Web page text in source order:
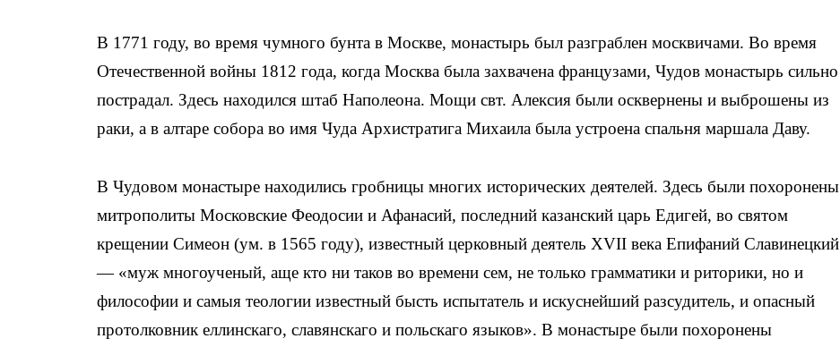
В 1771 году, во время чумного бунта в Москве, монастырь был разграблен москвичами. Во время
Отечественной войны 1812 года, когда Москва была захвачена французами, Чудов монастырь сильно
пострадал. Здесь находился штаб Наполеона. Мощи свт. Алексия были осквернены и выброшены из
раки, а в алтаре собора во имя Чуда Архистратига Михаила была устроена спальня маршала Даву.
В Чудовом монастыре находились гробницы многих исторических деятелей. Здесь были похоронены
митрополиты Московские Феодосии и Афанасий, последний казанский царь Едигей, во святом
крещении Симеон (ум. в 1565 году), известный церковный деятель XVII века Епифаний Славинецкий
— «муж многоученый, аще кто ни таков во времени сем, не только грамматики и риторики, но и
философии и самыя теологии известный бысть испытатель и искуснейший разсудитель, и опасный
протолковник еллинскаго, славянскаго и польскаго языков». В монастыре были похоронены